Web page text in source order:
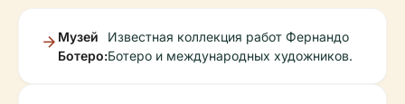
Музей
Ботеро:
Известная коллекция работ Фернандо
Ботеро и международных художников.